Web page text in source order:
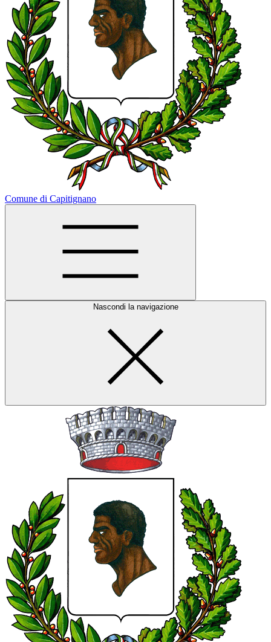
Comune di Capitignano
Nascondi la navigazione